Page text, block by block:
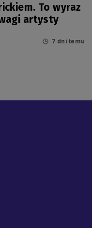
To wyraz
artysty
7 dni temu